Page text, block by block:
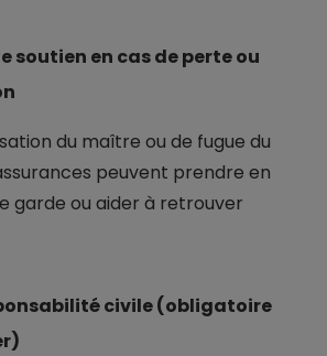
soutien en cas de perte ou
du maître ou de fugue du
peuvent prendre en
garde ou aider à retrouver
civile (obligatoire